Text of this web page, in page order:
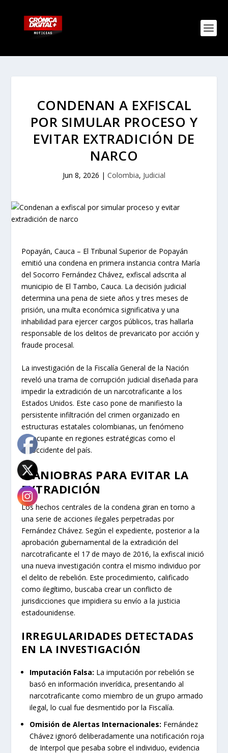
CONDENAN A EXFISCAL
POR SIMULAR PROCESO Y
EVITAR EXTRADICIÓN DE
NARCO
Jun 8, 2026 | Colombia, Judicial
Popayán, Cauca – El Tribunal Superior de Popayán
emitió una condena en primera instancia contra María
del Socorro Fernández Chávez, exfiscal adscrita al
municipio de El Tambo, Cauca. La decisión judicial
determina una pena de siete años y tres meses de
prisión, una multa económica significativa y una
inhabilidad para ejercer cargos públicos, tras hallarla
responsable de los delitos de prevaricato por acción y
fraude procesal.
La investigación de la Fiscalía General de la Nación
reveló una trama de corrupción judicial diseñada para
impedir la extradición de un narcotraficante a los
Estados Unidos. Este caso pone de manifiesto la
persistente infiltración del crimen organizado en
estructuras estatales colombianas, un fenómeno
preocupante en regiones estratégicas como el
suroccidente del país.
MANIOBRAS PARA EVITAR LA
EXTRADICIÓN
Los hechos centrales de la condena giran en torno a
una serie de acciones ilegales perpetradas por
Fernández Chávez. Según el expediente, posterior a la
aprobación gubernamental de la extradición del
narcotraficante el 17 de mayo de 2016, la exfiscal inició
una nueva investigación contra el mismo individuo por
el delito de rebelión. Este procedimiento, calificado
como ilegítimo, buscaba crear un conflicto de
jurisdicciones que impidiera su envío a la justicia
estadounidense.
IRREGULARIDADES DETECTADAS
EN LA INVESTIGACIÓN
Imputación Falsa: La imputación por rebelión se
basó en información inverídica, presentando al
narcotraficante como miembro de un grupo armado
ilegal, lo cual fue desmentido por la Fiscalía.
Omisión de Alertas Internacionales: Fernández
Chávez ignoró deliberadamente una notificación roja
de Interpol que pesaba sobre el individuo, evidencia